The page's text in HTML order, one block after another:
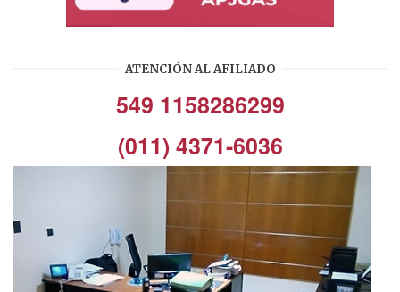
ATENCIÓN AL AFILIADO
549 1158286299
(011) 4371-6036